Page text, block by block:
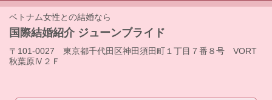
ベトナム女性との結婚なら
国際結婚紹介 ジューンブライド
〒101-0027 東京都千代田区神田須田町１丁目７番８号 VORT
秋葉原Ⅳ２Ｆ